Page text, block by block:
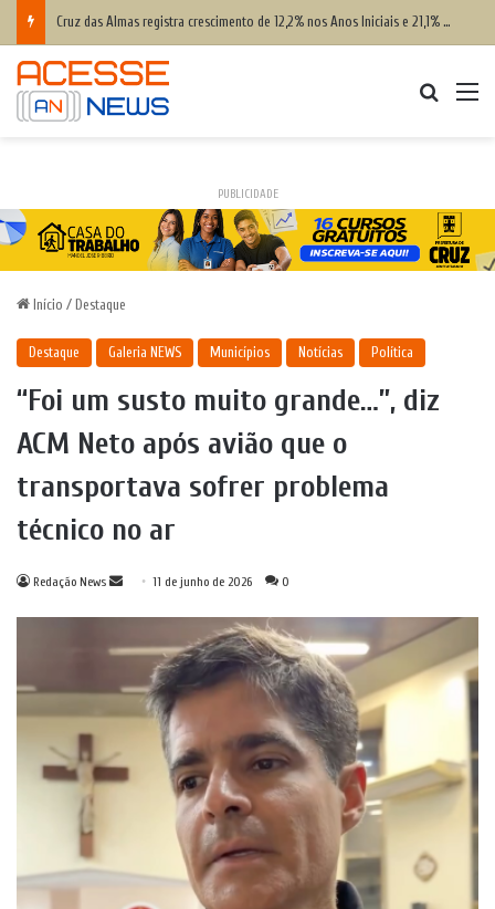
Cruz das Almas registra crescimento de 12,2% nos Anos Iniciais e 21,1% nos Anos Finais do IDEB 2025
PUBLICIDADE
Início / Destaque
Destaque Galeria NEWS Municípios Notícias Política
“Foi um susto muito grande…”, diz
ACM Neto após avião que o
transportava sofrer problema
técnico no ar
Redação News
Mande
mail
11 de junho de 2026 0